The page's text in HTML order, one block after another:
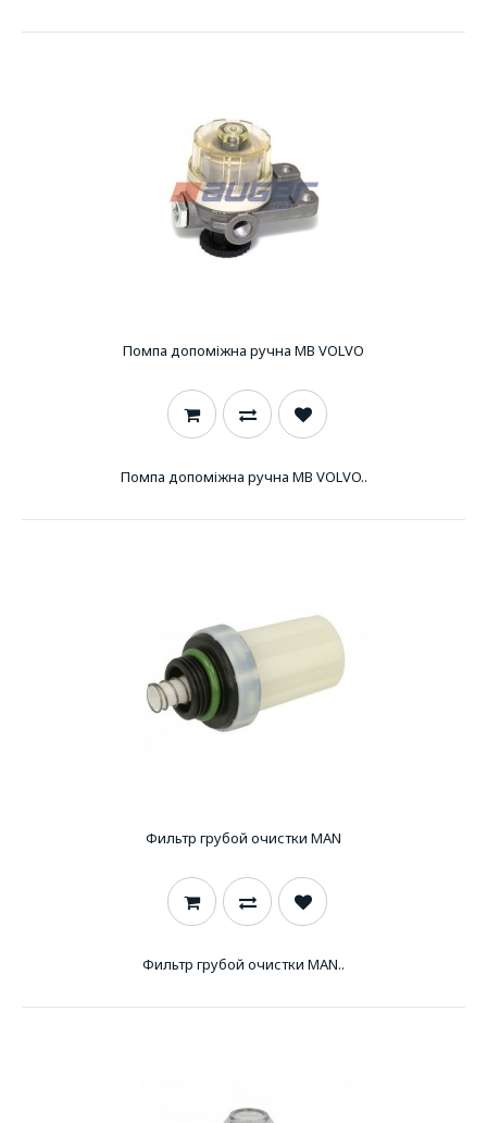
Помпа допоміжна ручна MB VOLVO
Помпа допоміжна ручна MB VOLVO..
Фильтр грубой очистки MAN
Фильтр грубой очистки MAN..